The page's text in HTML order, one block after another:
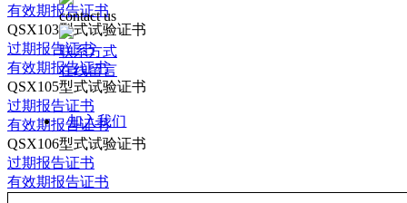
contact us
联系方式
在线留言
加入我们
有效期报告证书
QSX103型式试验证书
过期报告证书
有效期报告证书
QSX105型式试验证书
过期报告证书
有效期报告证书
QSX106型式试验证书
过期报告证书
有效期报告证书